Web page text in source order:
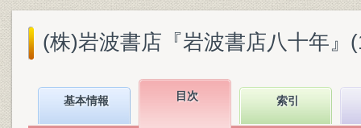
(株)岩波書店『岩波書店八十年』
基本情報 目次 索引